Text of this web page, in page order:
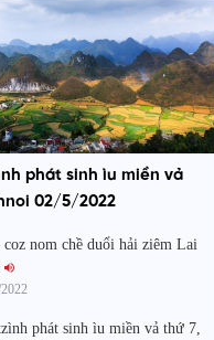
phát sinh ìu miền vả
02/5/2022
coz nom chề duổi hải ziêm Lai
phát sinh ìu miền vả thứ 7,